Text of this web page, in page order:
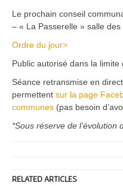
Le prochain conseil
– « La Passerelle » salle
Ordre du jour>
Public autorisé dans la limite
Séance retransmise en
permettent sur la page
communes (pas besoin
*Sous réserve de l’évolution
RELATED ARTICLES